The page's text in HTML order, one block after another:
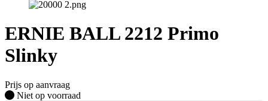
ERNIE BALL 2212 Primo
Slinky
Prijs op aanvraag
Fysiek voorradig
Niet op voorraad